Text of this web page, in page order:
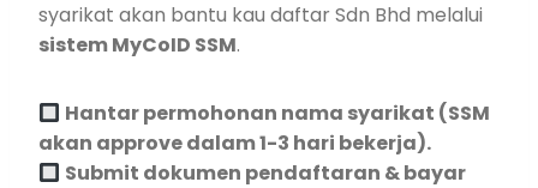
syarikat akan bantu kau daftar Sdn Bhd melalui
sistem MyCoID SSM.
Hantar permohonan nama syarikat (SSM
akan approve dalam 1-3 hari bekerja).
Submit dokumen pendaftaran & bayar